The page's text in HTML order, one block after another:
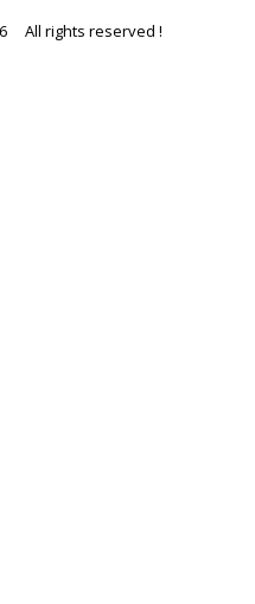
All rights reserved !